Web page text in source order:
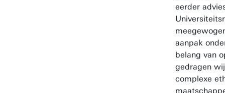
eerder
aanpak
belang van
gedragen
complexe